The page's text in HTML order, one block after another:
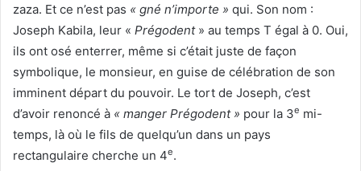
zaza. Et ce n’est pas « gné n’importe » qui. Son nom :
Joseph Kabila, leur « Prégodent» au temps T égal à 0. Oui,
ils ont osé enterrer, même si c’était juste de façon
symbolique, le monsieur, en guise de célébration de son
imminent départ du pouvoir. Le tort de Joseph, c’est
d’avoir renoncé à « manger Prégodent » pour la 3e mi-
temps, là où le fils de quelqu’un dans un pays
rectangulaire cherche un 4e.